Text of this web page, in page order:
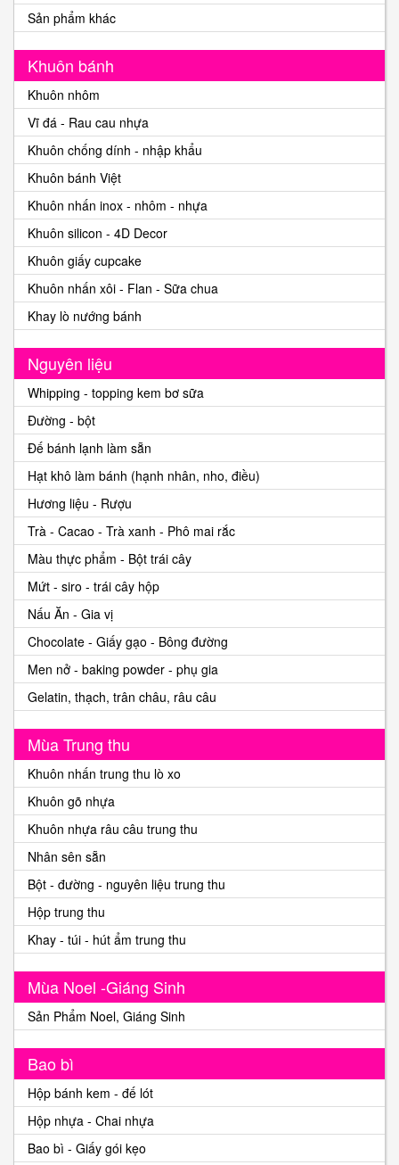
Sản phẩm khác
Khuôn bánh
Khuôn nhôm
Vĩ đá - Rau cau nhựa
Khuôn chống dính - nhập khẩu
Khuôn bánh Việt
Khuôn nhấn inox - nhôm - nhựa
Khuôn silicon - 4D Decor
Khuôn giấy cupcake
Khuôn nhấn xôi - Flan - Sữa chua
Khay lò nướng bánh
Nguyên liệu
Whipping - topping kem bơ sữa
Đường - bột
Đế bánh lạnh làm sẵn
Hạt khô làm bánh (hạnh nhân, nho, điều)
Hương liệu - Rượu
Trà - Cacao - Trà xanh - Phô mai rắc
Màu thực phẩm - Bột trái cây
Mứt - siro - trái cây hộp
Nấu Ăn - Gia vị
Chocolate - Giấy gạo - Bông đường
Men nở - baking powder - phụ gia
Gelatin, thạch, trân châu, râu câu
Mùa Trung thu
Khuôn nhấn trung thu lò xo
Khuôn gõ nhựa
Khuôn nhựa râu câu trung thu
Nhân sên sẵn
Bột - đường - nguyên liệu trung thu
Hộp trung thu
Khay - túi - hút ẩm trung thu
Mùa Noel -Giáng Sinh
Sản Phẩm Noel, Giáng Sinh
Bao bì
Hộp bánh kem - đế lót
Hộp nhựa - Chai nhựa
Bao bì - Giấy gói kẹo